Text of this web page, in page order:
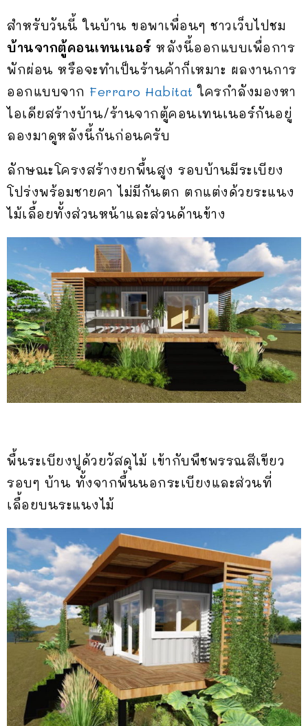
สำหรับวันนี้ ในบ้าน ขอพาเพื่อนๆ ชาวเว็บไปชม
บ้านจากตู้คอนเทนเนอร์ หลังนี้ออกแบบเพื่อการ
พักผ่อน หรือจะทำเป็นร้านค้าก็เหมาะ ผลงานการ
ออกแบบจาก Ferraro Habitat ใครกำลังมองหา
ไอเดียสร้างบ้าน/ร้านจากตู้คอนเทนเนอร์กันอยู่
ลองมาดูหลังนี้กันก่อนครับ
ลักษณะโครงสร้างยกพื้นสูง รอบบ้านมีระเบียง
โปร่งพร้อมชายคา ไม่มีกันตก ตกแต่งด้วยระแนง
ไม้เลื้อยทั้งส่วนหน้าและส่วนด้านข้าง
พื้นระเบียงปูด้วยวัสดุไม้ เข้ากับพืชพรรณสีเขียว
รอบๆ บ้าน ทั้งจากพื้นนอกระเบียงและส่วนที่
เลื้อยบนระแนงไม้